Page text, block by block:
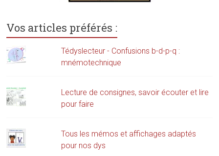
Vos articles préférés :
Tédyslecteur - Confusions b-d-p-q :
mnémotechnique
Lecture de consignes, savoir écouter et lire
pour faire
Tous les mémos et affichages adaptés
pour nos dys